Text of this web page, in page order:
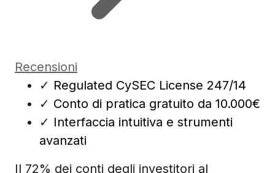
Recensioni
✓ Regulated CySEC License 247/14
✓ Conto di pratica gratuito da 10.000€
✓ Interfaccia intuitiva e strumenti
avanzati
Il 72% dei conti degli investitori al